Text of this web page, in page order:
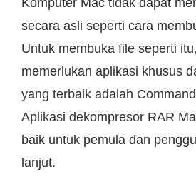
secara asli seperti cara
Untuk membuka file seperti
memerlukan aplikasi khusus
yang terbaik adalah
Aplikasi dekompresor RAR
baik untuk pemula dan
lanjut.